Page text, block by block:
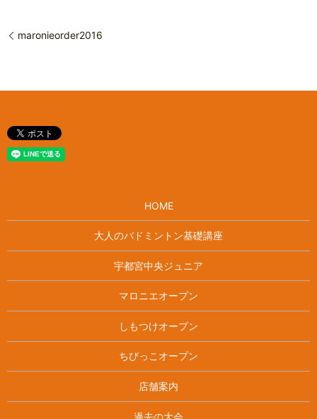
maronieorder2016
HOME
大人のバドミントン基礎講座
宇都宮中央ジュニア
マロニエオープン
しもつけオープン
ちびっこオープン
店舗案内
過去の大会